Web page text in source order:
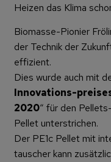
Heizen das Klima
Biomasse-Pionier
der Technik der
effizient.
Dies wurde auch mit
Innovations-
2020“ für den
Pellet unterstrichen.
Der PE1c Pellet mit
tauscher kann